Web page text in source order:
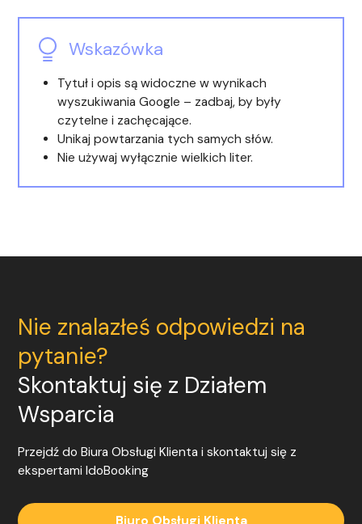
Wskazówka
Tytuł i opis są widoczne w wynikach
wyszukiwania Google – zadbaj, by były
czytelne i zachęcające.
Unikaj powtarzania tych samych słów.
Nie używaj wyłącznie wielkich liter.
Nie znalazłeś odpowiedzi na
pytanie?
Skontaktuj się z Działem
Wsparcia
Przejdź do Biura Obsługi Klienta i skontaktuj się z
ekspertami IdoBooking
Biuro Obsługi Klienta